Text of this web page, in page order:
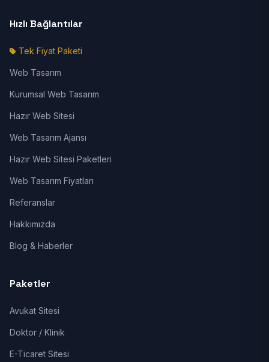
Hızlı Bağlantılar
Tek Fiyat Paketi
Web Tasarım
Kurumsal Web Tasarım
Hazır Web Sitesi
Web Tasarım Ajansı
Hazır Web Sitesi Paketleri
Web Tasarım Fiyatları
Referanslar
Hakkımızda
Blog & Haberler
Paketler
Avukat Sitesi
Doktor / Klinik
E-Ticaret Sitesi